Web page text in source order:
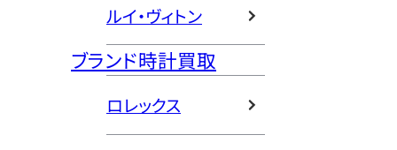
ルイ・ヴィトン
ブランド時計買取
ロレックス